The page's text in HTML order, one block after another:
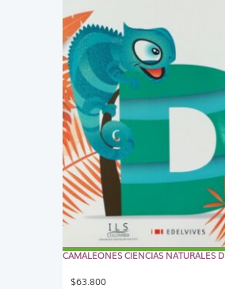
CAMALEONES CIENCIAS NATURALES D
$63.800